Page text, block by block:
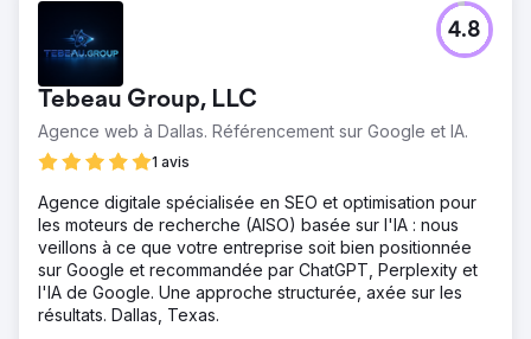
Tebeau Group, LLC
Agence web à Dallas. Référencement sur Google et IA.
1 avis
4.8
Agence digitale spécialisée en SEO et optimisation pour
les moteurs de recherche (AISO) basée sur l'IA : nous
veillons à ce que votre entreprise soit bien positionnée
sur Google et recommandée par ChatGPT, Perplexity et
l'IA de Google. Une approche structurée, axée sur les
résultats. Dallas, Texas.